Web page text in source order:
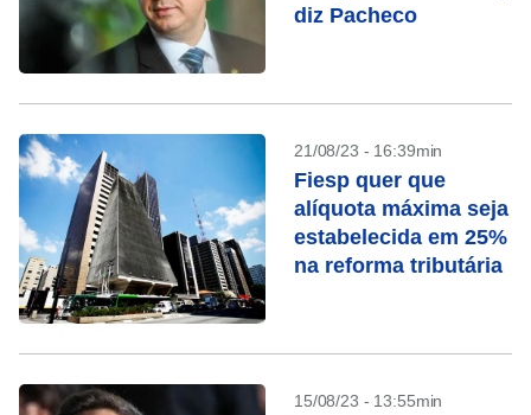
diz Pacheco
21/08/23 - 16:39min
Fiesp quer que
alíquota máxima seja
estabelecida em 25%
na reforma tributária
15/08/23 - 13:55min